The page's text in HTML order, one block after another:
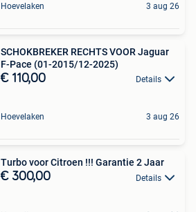
Hoevelaken 3 aug 26
SCHOKBREKER RECHTS VOOR Jaguar
F-Pace (01-2015/12-2025)
€ 110,00 Details
Hoevelaken 3 aug 26
Turbo voor Citroen !!! Garantie 2 Jaar
€ 300,00 Details